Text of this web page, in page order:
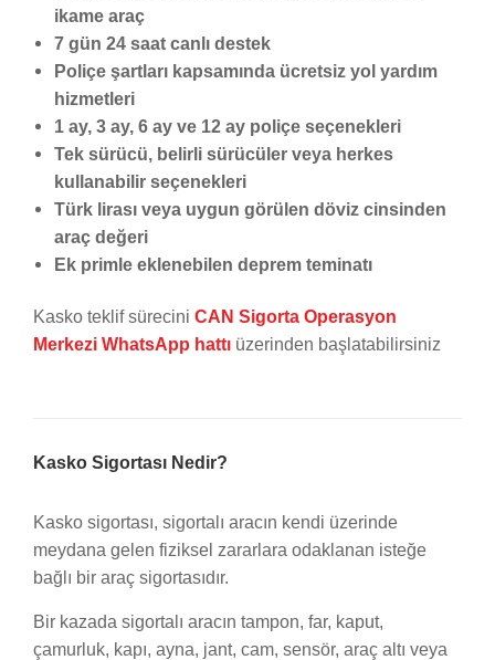
ikame araç
7 gün 24 saat canlı destek
Poliçe şartları kapsamında ücretsiz yol yardım
hizmetleri
1 ay, 3 ay, 6 ay ve 12 ay poliçe seçenekleri
Tek sürücü, belirli sürücüler veya herkes
kullanabilir seçenekleri
Türk lirası veya uygun görülen döviz cinsinden
araç değeri
Ek primle eklenebilen deprem teminatı
Kasko teklif sürecini CAN Sigorta Operasyon
Merkezi WhatsApp hattı üzerinden başlatabilirsiniz
Kasko Sigortası Nedir?
Kasko sigortası, sigortalı aracın kendi üzerinde
meydana gelen fiziksel zararlara odaklanan isteğe
bağlı bir araç sigortasıdır.
Bir kazada sigortalı aracın tampon, far, kaput,
çamurluk, kapı, ayna, jant, cam, sensör, araç altı veya